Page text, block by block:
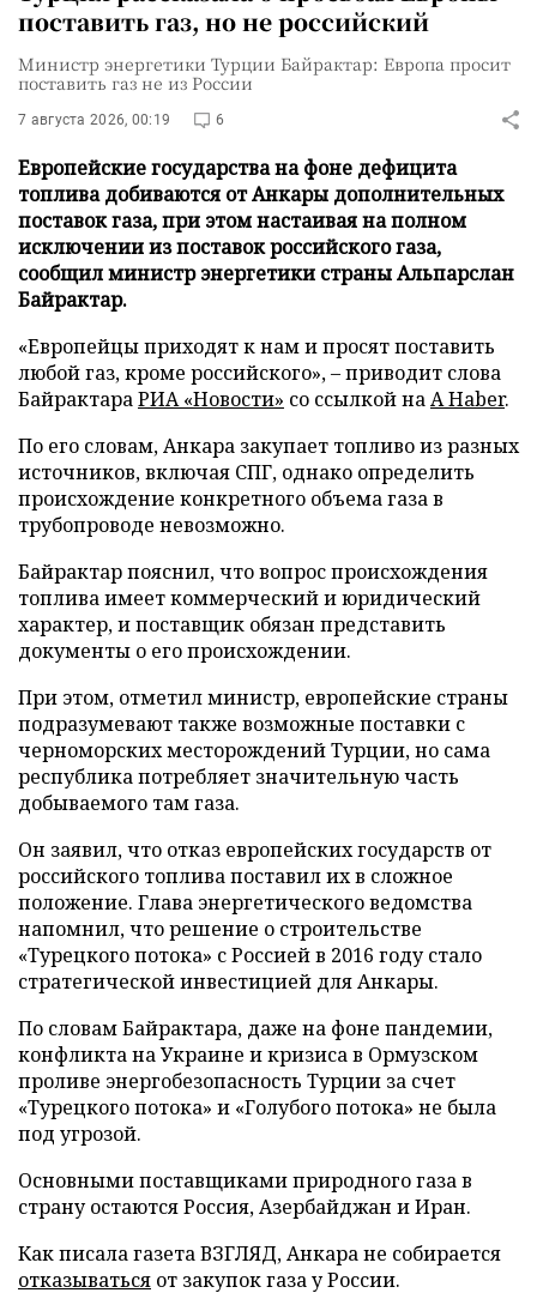
поставить газ, но не российский
Министр энергетики Турции Байрактар: Европа просит
поставить газ не из России
7 августа 2026, 00:19 6
Европейские государства на фоне дефицита
топлива добиваются от Анкары дополнительных
поставок газа, при этом настаивая на полном
исключении из поставок российского газа,
сообщил министр энергетики страны Альпарслан
Байрактар.
«Европейцы приходят к нам и просят поставить
любой газ, кроме российского», – приводит слова
БайрактараРИА «Новости» со ссылкой наA Haber.
По его словам, Анкара закупает топливо из разных
источников, включая СПГ, однако определить
происхождение конкретного объема газа в
трубопроводе невозможно.
Байрактар пояснил, что вопрос происхождения
топлива имеет коммерческий и юридический
характер, и поставщик обязан представить
документы о его происхождении.
При этом, отметил министр, европейские страны
подразумевают также возможные поставки с
черноморских месторождений Турции, но сама
республика потребляет значительную часть
добываемого там газа.
Он заявил, что отказ европейских государств от
российского топлива поставил их в сложное
положение. Глава энергетического ведомства
напомнил, что решение о строительстве
«Турецкого потока» с Россией в 2016 году стало
стратегической инвестицией для Анкары.
По словам Байрактара, даже на фоне пандемии,
конфликта на Украине и кризиса в Ормузском
проливе энергобезопасность Турции за счет
«Турецкого потока» и «Голубого потока» не была
под угрозой.
Основными поставщиками природного газа в
страну остаются Россия, Азербайджан и Иран.
Как писала газета ВЗГЛЯД, Анкара не собирается
отказываться от закупок газа у России.